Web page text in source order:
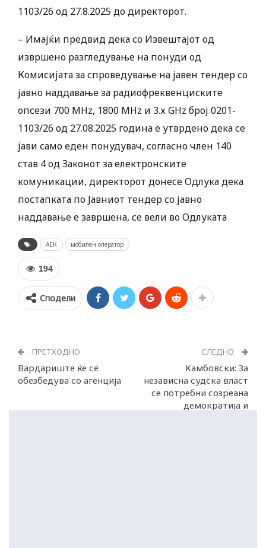
1103/26 од 27.8.2025 до директорот.
– Имајќи предвид дека со Извештајот од
извршено разгледување на понуди од
Комисијата за спроведување на јавен тендер со
јавно наддавање за радиофреквенциските
опсези 700 MHz, 1800 MHz и 3.х GHz број 0201-
1103/26 од 27.08.2025 година е утврдено дека се
јави само еден понудувач, согласно член 140
став 4 од Законот за електронските
комуникации, директорот донесе Одлука дека
постапката по Јавниот тендер со јавно
наддавање е завршена, се вели во Одлуката
АЕК мобилен оператор
194
Сподели
ПРЕТХОДНО
Вардариште ќе се
обезбедува со агенција
СЛЕДНО
Камбовски: За
независна судска власт
се потребни созреана
демократија и